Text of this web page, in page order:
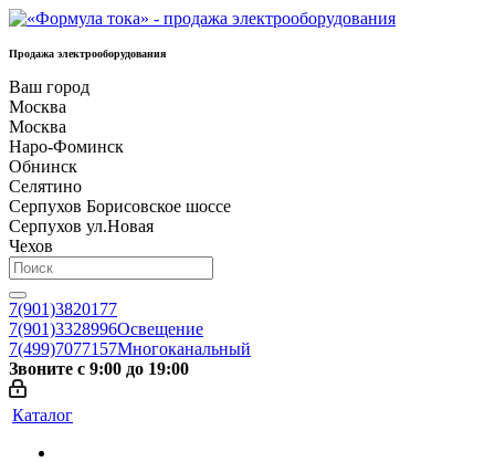
Продажа электрооборудования
Ваш город
Москва
Москва
Наро-Фоминск
Обнинск
Селятино
Серпухов Борисовское шоссе
Серпухов ул.Новая
Чехов
7(901)3820177
7(901)3328996Освещение
7(499)7077157Многоканальный
Звоните с 9:00 до 19:00
Каталог